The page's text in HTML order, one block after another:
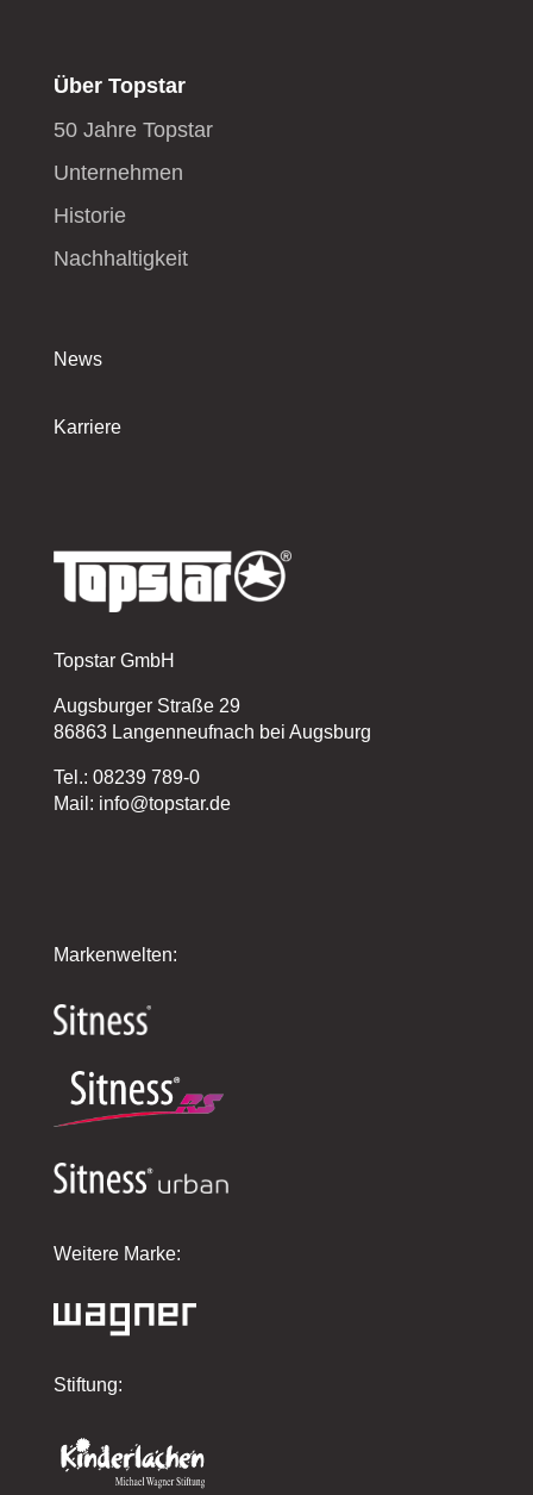
Über Topstar
50 Jahre Topstar
Unternehmen
Historie
Nachhaltigkeit
News
Karriere
Topstar GmbH
Augsburger Straße 29
86863 Langenneufnach bei Augsburg
Tel.: 08239 789-0
Mail: info@topstar.de
Markenwelten:
Weitere Marke:
Stiftung: